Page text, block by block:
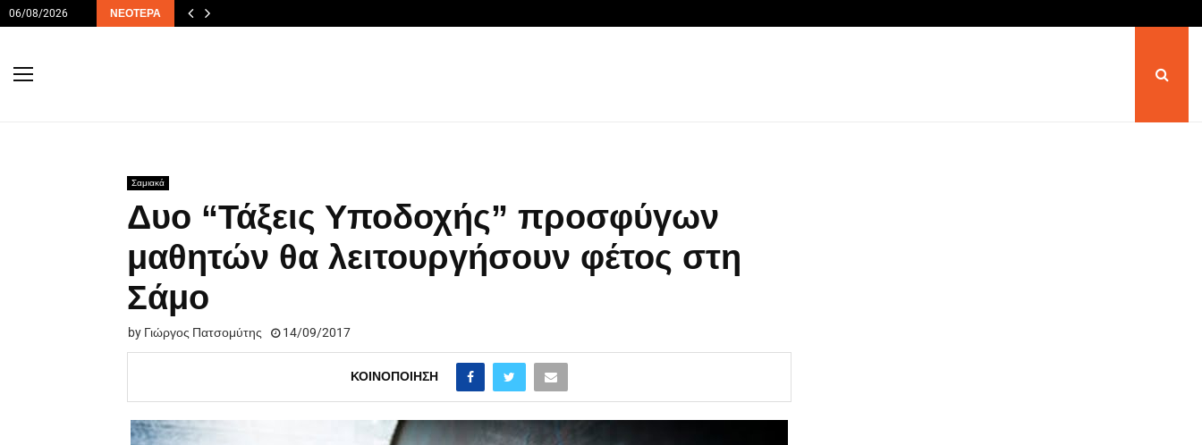
06/08/2026 ΝΕΌΤΕΡΑ
Σαμιακά
Δυο “Τάξεις Υποδοχής” προσφύγων
μαθητών θα λειτουργήσουν φέτος στη
Σάμο
by Γιώργος Πατσομύτης 14/09/2017
ΚΟΙΝΟΠΟΊΗΣΗ